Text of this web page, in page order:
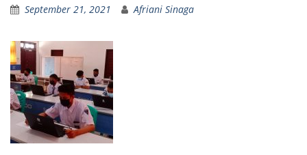
September 21, 2021 Afriani Sinaga